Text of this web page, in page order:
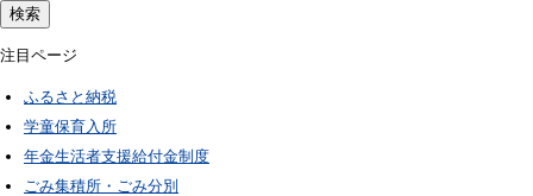
検索
注目ページ
ふるさと納税
学童保育入所
年金生活者支援給付金制度
ごみ集積所・ごみ分別